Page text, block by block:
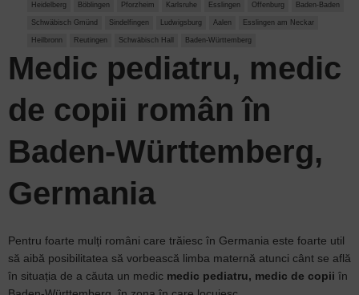
Heidelberg Böblingen Pforzheim Karlsruhe Esslingen Offenburg Baden-Baden
Schwäbisch Gmünd Sindelfingen Ludwigsburg Aalen Esslingen am Neckar
Heilbronn Reutingen Schwäbisch Hall Baden-Württemberg
Medic pediatru, medic
de copii român în
Baden-Württemberg,
Germania
Pentru foarte mulți români care trăiesc în Germania este foarte util
să aibă posibilitatea să vorbească limba maternă atunci cânt se află
în situația de a căuta un medic medic pediatru, medic de copii în